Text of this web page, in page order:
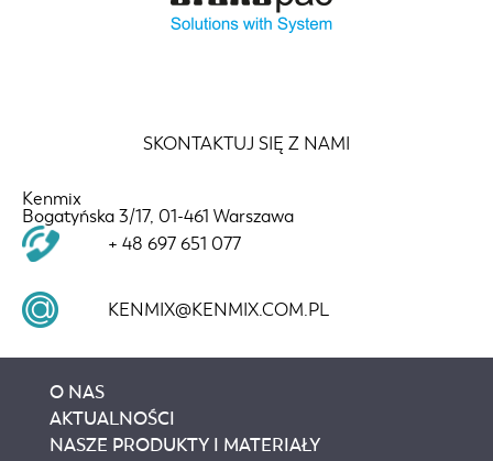
O NAS
AKTUALNOŚCI
NASZE PRODUKTY I MATERIAŁY
SKONTAKTUJ SIĘ Z NAMI
Kenmix
Bogatyńska 3/17, 01-461 Warszawa
+ 48 697 651 077
KENMIX@KENMIX.COM.PL